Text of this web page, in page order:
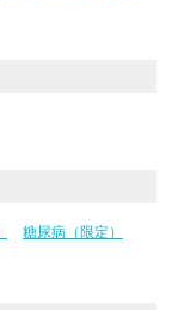
糖尿病（限定）